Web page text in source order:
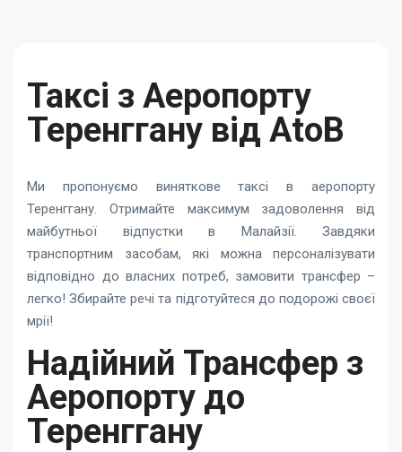
Таксі з Аеропорту
Теренггану від AtoB
Ми пропонуємо виняткове таксі в аеропорту
Теренггану. Отримайте максимум задоволення від
майбутньої відпустки в Малайзії. Завдяки
транспортним засобам, які можна персоналізувати
відповідно до власних потреб, замовити трансфер –
легко! Збирайте речі та підготуйтеся до подорожі своєї
мрії!
Надійний Трансфер з
Аеропорту до
Теренггану